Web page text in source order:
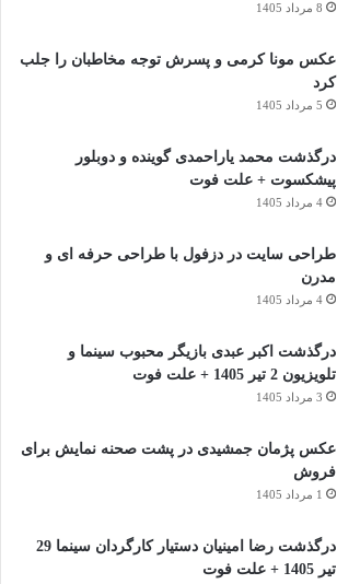
8 مرداد 1405
عکس مونا کرمی و پسرش توجه مخاطبان را جلب
کرد
5 مرداد 1405
درگذشت محمد یاراحمدی گوینده و دوبلور
پیشکسوت + علت فوت
4 مرداد 1405
طراحی سایت در دزفول با طراحی حرفه‌ ای و
مدرن
4 مرداد 1405
درگذشت اکبر عبدی بازیگر محبوب سینما و
تلویزیون 2 تیر 1405 + علت فوت
3 مرداد 1405
عکس پژمان جمشیدی در پشت صحنه نمایش برای
فروش
1 مرداد 1405
درگذشت رضا امینیان دستیار کارگردان سینما 29
تیر 1405 + علت فوت